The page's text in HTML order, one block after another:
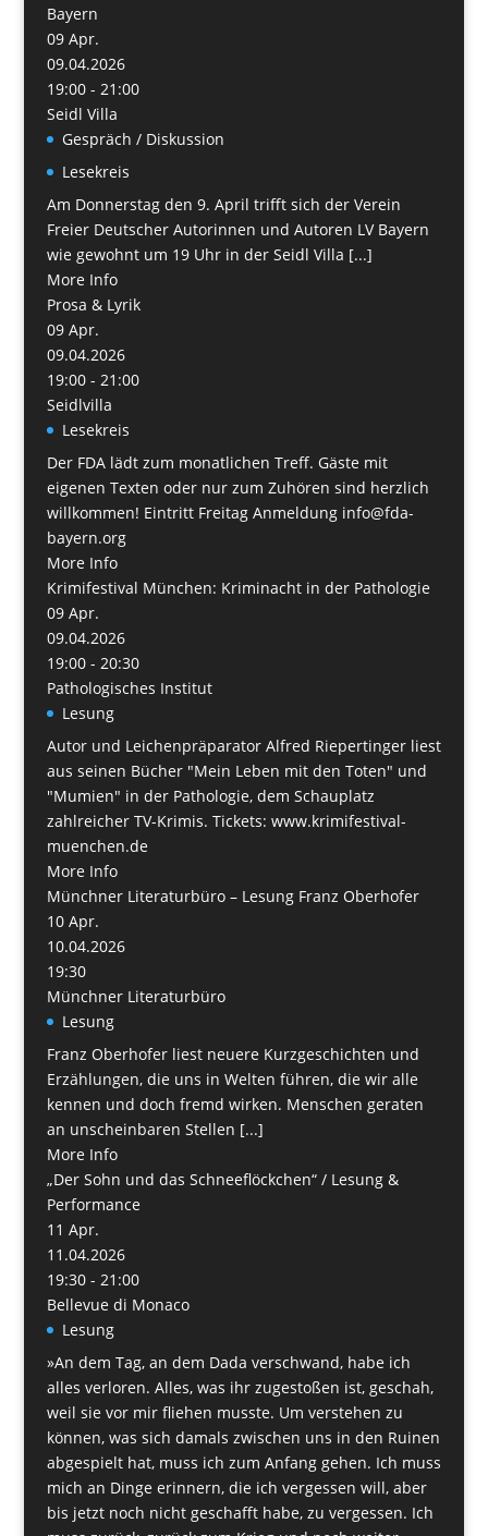
Bayern
09 Apr.
09.04.2026
19:00 - 21:00
Seidl Villa
Gespräch / Diskussion
Lesekreis
Am Donnerstag den 9. April trifft sich der Verein
Freier Deutscher Autorinnen und Autoren LV Bayern
wie gewohnt um 19 Uhr in der Seidl Villa [...]
More Info
Prosa & Lyrik
09 Apr.
09.04.2026
19:00 - 21:00
Seidlvilla
Lesekreis
Der FDA lädt zum monatlichen Treff. Gäste mit
eigenen Texten oder nur zum Zuhören sind herzlich
willkommen! Eintritt Freitag Anmeldung info@fda-
bayern.org
More Info
Krimifestival München: Kriminacht in der Pathologie
09 Apr.
09.04.2026
19:00 - 20:30
Pathologisches Institut
Lesung
Autor und Leichenpräparator Alfred Riepertinger liest
aus seinen Bücher "Mein Leben mit den Toten" und
"Mumien" in der Pathologie, dem Schauplatz
zahlreicher TV-Krimis. Tickets: www.krimifestival-
muenchen.de
More Info
Münchner Literaturbüro – Lesung Franz Oberhofer
10 Apr.
10.04.2026
19:30
Münchner Literaturbüro
Lesung
Franz Oberhofer liest neuere Kurzgeschichten und
Erzählungen, die uns in Welten führen, die wir alle
kennen und doch fremd wirken. Menschen geraten
an unscheinbaren Stellen [...]
More Info
„Der Sohn und das Schneeflöckchen“ / Lesung &
Performance
11 Apr.
11.04.2026
19:30 - 21:00
Bellevue di Monaco
Lesung
»An dem Tag, an dem Dada verschwand, habe ich
alles verloren. Alles, was ihr zugestoßen ist, geschah,
weil sie vor mir fliehen musste. Um verstehen zu
können, was sich damals zwischen uns in den Ruinen
abgespielt hat, muss ich zum Anfang gehen. Ich muss
mich an Dinge erinnern, die ich vergessen will, aber
bis jetzt noch nicht geschafft habe, zu vergessen. Ich